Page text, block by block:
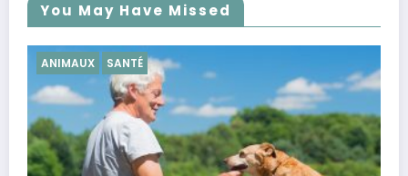
You May Have Missed
SANTÉ